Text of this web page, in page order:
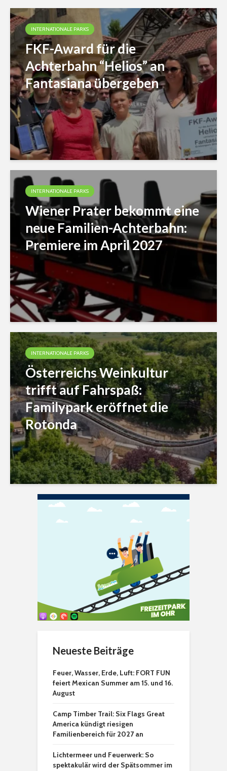
INTERNATIONALE PARKS
FKF-Award für die
Achterbahn “Helios” an
Fantasiana übergeben
INTERNATIONALE PARKS
Wiener Prater bekommt eine
neue Familien-Achterbahn:
Premiere im April 2027
INTERNATIONALE PARKS
Österreichs Weinkultur
trifft auf Fahrspaß:
Familypark eröffnet die
Rotonda
Neueste Beiträge
Feuer, Wasser, Erde, Luft: FORT FUN
feiert Mexican Summer am 15. und 16.
August
Camp Timber Trail: Six Flags Great
America kündigt riesigen
Familienbereich für 2027 an
Lichtermeer und Feuerwerk: So
spektakulär wird der Spätsommer im